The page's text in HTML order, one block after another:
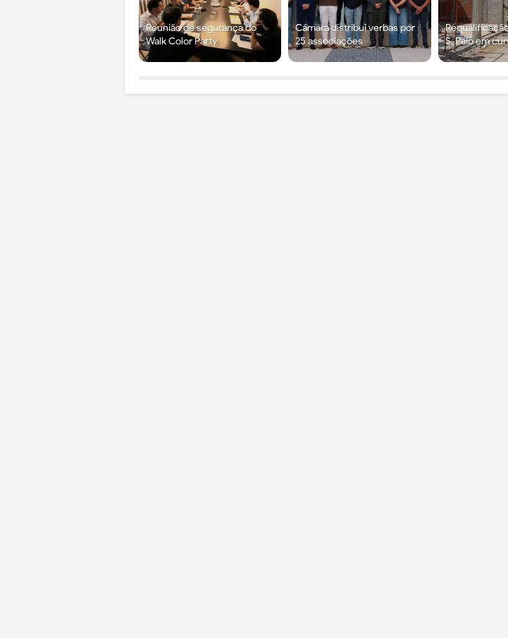
Reunião de segurança do
Walk Color Party
Câmara distribui verbas por
25 associações
S. Paio em